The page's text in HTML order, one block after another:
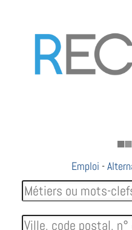
Emploi -